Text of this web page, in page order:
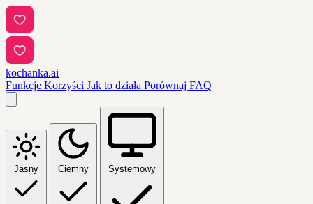
kochanka.ai
Funkcje Korzyści Jak to działa Porównaj FAQ
Jasny Ciemny Systemowy